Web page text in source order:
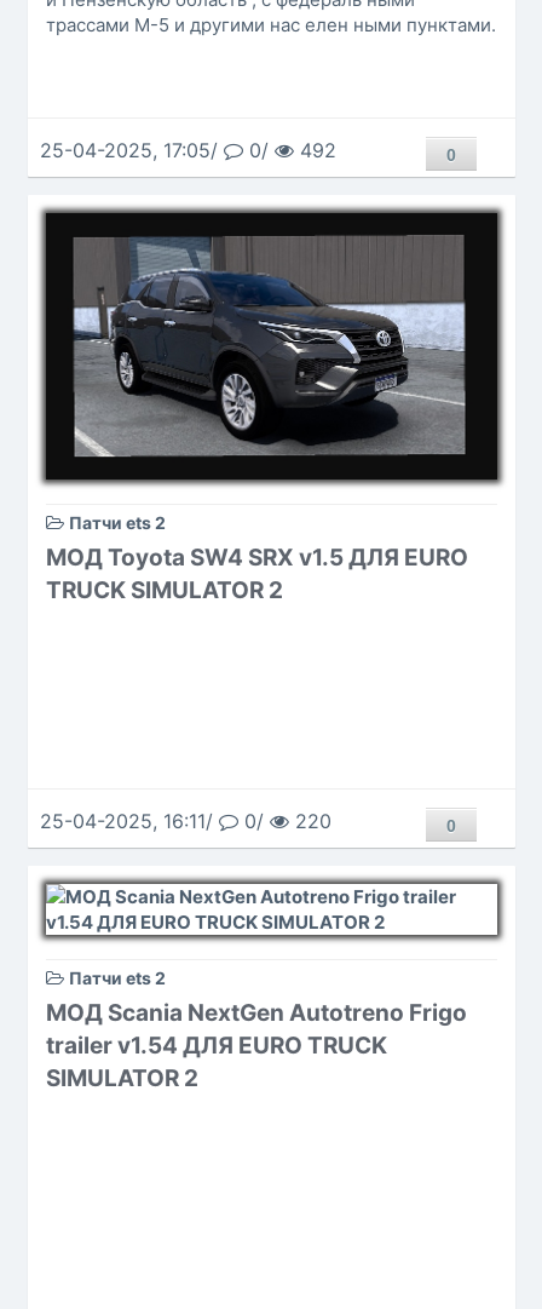
трассами М-5 и другими нас елен ными пунктами.
25-04-2025, 17:05/ 0/ 492 0
Патчи ets 2
МОД Toyota SW4 SRX v1.5 ДЛЯ EURO
TRUCK SIMULATOR 2
25-04-2025, 16:11/ 0/ 220 0
Патчи ets 2
МОД Scania NextGen Autotreno Frigo
trailer v1.54 ДЛЯ EURO TRUCK
SIMULATOR 2